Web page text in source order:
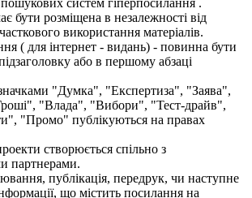
бути розміщена в незалежності від
використання матеріалів.
( для інтернет - видань) - повинна бути
або в першому абзаці
"Думка", "Експертиза", "Заява",
"Влада", "Вибори", "Тест-драйв",
"Промо" публікуються на правах
створюється спільно з
партнерами.
публікація, передрук, чи наступне
що містить посилання на